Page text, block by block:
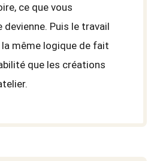
ce que vous
devienne. Puis le travail
la même logique de fait
que les créations